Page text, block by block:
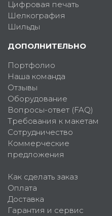
Цифровая печать
Шелкография
Шильды
ДОПОЛНИТЕЛЬНО
Портфолио
Наша команда
Отзывы
Оборудование
Вопросы-ответ (FAQ)
Требования к макетам
Сотрудничество
Коммерческие
предложения
Как сделать заказ
Оплата
Доставка
Гарантия и сервис